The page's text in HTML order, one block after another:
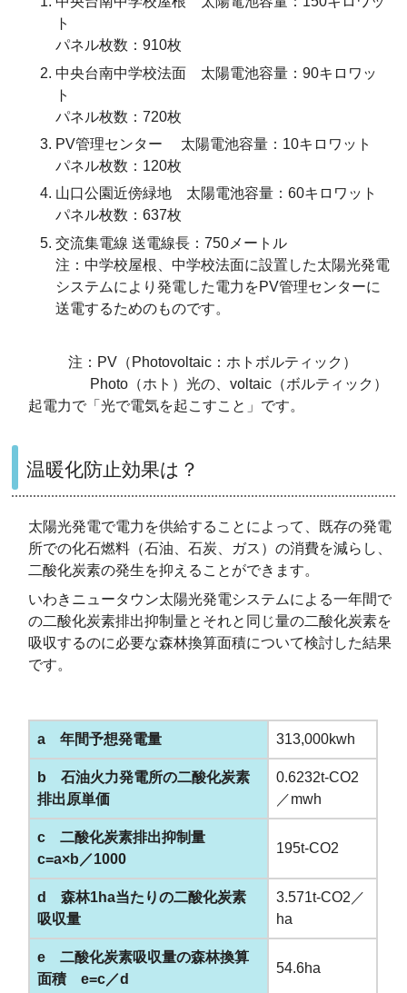
ト
パネル枚数：910枚
中央台南中学校法面 太陽電池容量：90キロワッ
ト
パネル枚数：720枚
PV管理センター 太陽電池容量：10キロワット
パネル枚数：120枚
山口公園近傍緑地 太陽電池容量：60キロワット
パネル枚数：637枚
交流集電線 送電線長：750メートル
注：中学校屋根、中学校法面に設置した太陽光発電
システムにより発電した電力をPV管理センターに
送電するためのものです。
注：PV（Photovoltaic：ホトボルティック）
Photo（ホト）光の、voltaic（ボルティック）
起電力で「光で電気を起こすこと」です。
温暖化防止効果は？
太陽光発電で電力を供給することによって、既存の発電
所での化石燃料（石油、石炭、ガス）の消費を減らし、
二酸化炭素の発生を抑えることができます。
いわきニュータウン太陽光発電システムによる一年間で
の二酸化炭素排出抑制量とそれと同じ量の二酸化炭素を
吸収するのに必要な森林換算面積について検討した結果
です。
a 年間予想発電量 313,000kwh
b 石油火力発電所の二酸化炭素
排出原単価
0.6232t-CO2
／mwh
c 二酸化炭素排出抑制量
c=a×b／1000
195t-CO2
d 森林1ha当たりの二酸化炭素
吸収量
3.571t-CO2／
ha
e 二酸化炭素吸収量の森林換算
面積 e=c／d
54.6ha